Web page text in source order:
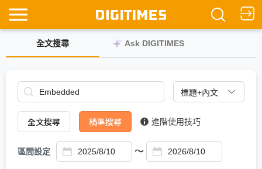
全文搜尋 Ask DIGITIMES
全文搜尋 精準搜尋 進階使用技巧
區間設定 ～